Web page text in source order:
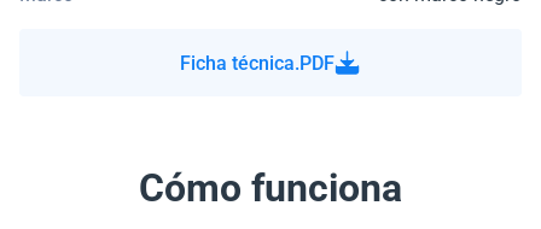
Ficha técnica.PDF
Cómo funciona